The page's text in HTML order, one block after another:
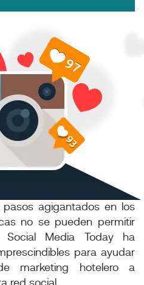
agigantados en los
no se pueden permitir
Social Media Today ha
para ayudar
marketing hotelero a